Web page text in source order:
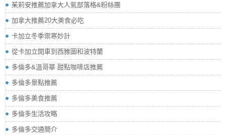
茱莉安推薦加拿大人氣部落格&粉絲團
加拿大推薦20大美食必吃
卡加立冬季禦寒妙計
從卡加立開車到西雅圖和波特蘭
多倫多&溫哥華 甜點咖啡店推薦
多倫多景點推薦
多倫多美食推薦
多倫多生活攻略
多倫多交通簡介